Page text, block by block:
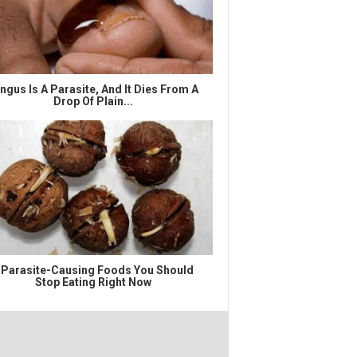
Is A Parasite, And It Dies From A
Drop Of Plain...
Causing Foods You Should
Stop Eating Right Now